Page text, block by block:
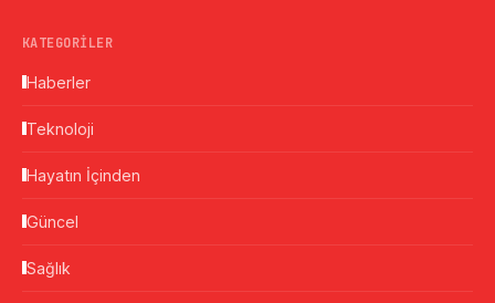
KATEGORILER
Haberler
Teknoloji
Hayatın İçinden
Güncel
Sağlık